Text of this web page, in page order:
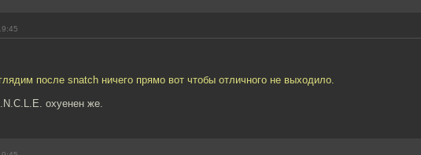
после snatch ничего прямо вот чтобы отличного не выходило.
охуенен же.